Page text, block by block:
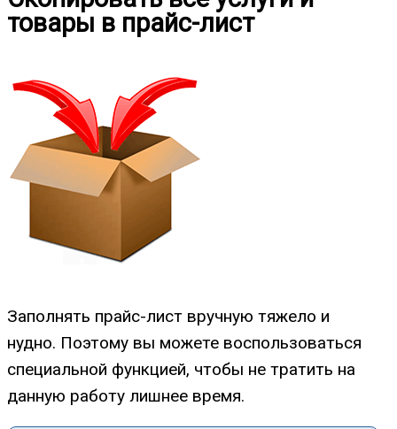
товары в прайс-лист
Заполнять прайс-лист вручную тяжело и
нудно. Поэтому вы можете воспользоваться
специальной функцией, чтобы не тратить на
данную работу лишнее время.